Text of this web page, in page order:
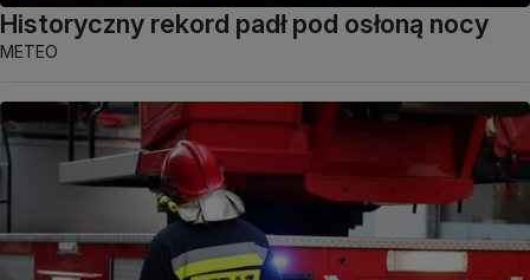
Historyczny rekord padł pod osłoną nocy
METEO